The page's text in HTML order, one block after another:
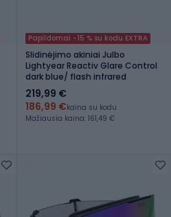
Papildomai -15 % su kodu EXTRA
Slidinėjimo akiniai Julbo
Lightyear Reactiv Glare Control
dark blue/ flash infrared
219,99 €
186,99 €kaina su kodu
Mažiausia kaina: 161,49 €